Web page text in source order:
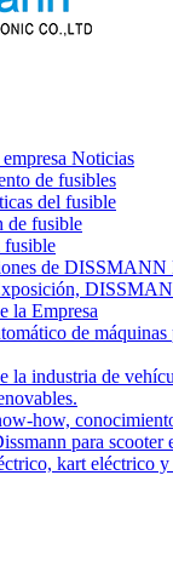
Noticias
de fusibles
del fusible
de fusible
fusible
de
la Empresa
de
la industria de
how,
para scooter
kart eléctrico y